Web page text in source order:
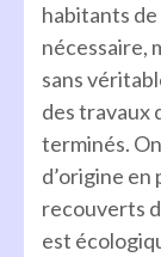
habitants
nécessaire,
sans
des travaux
terminés.
d’origine
recouverts
est